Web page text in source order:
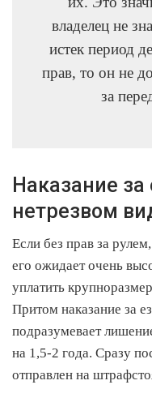
владелец не
истек период
прав, то он не
за
Наказание
нетрезвом
Если без прав за
его ожидает очень
уплатить
Притом наказание за
подразумевает
на 1,5-2 года. Сразу
отправлен на